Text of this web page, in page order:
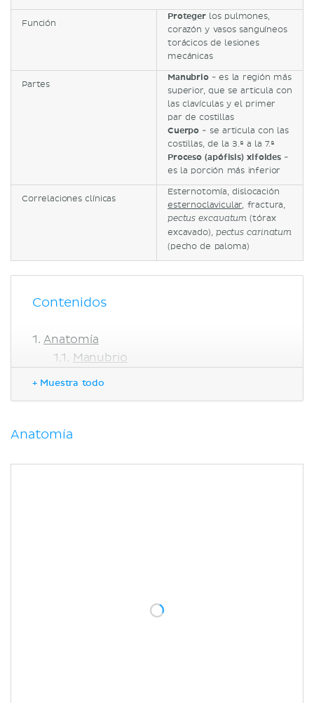
Función
Proteger los pulmones,
corazón y vasos sanguíneos
torácicos de lesiones
mecánicas
Partes
Manubrio - es la región más
superior, que se articula con
las clavículas y el primer
par de costillas
Cuerpo - se articula con las
costillas, de la 3.ª a la 7.ª
Proceso (apófisis) xifoides-
es la porción más inferior
Correlaciones clínicas
Esternotomía, dislocación
esternoclavicular, fractura,
pectus excavatum (tórax
excavado), pectus carinatum
(pecho de paloma)
Contenidos
Anatomía
Manubrio
esternoclavicular
+ Muestra todo
Anatomía